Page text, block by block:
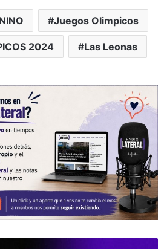
Juegos Olimpicos
2024 Las Leonas